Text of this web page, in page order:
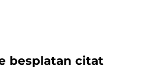
besplatan citat